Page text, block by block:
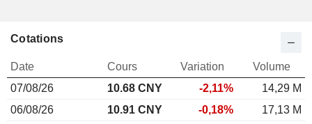
Cotations
Date Cours Variation
Volume
07/08/26
10.68 CNY -2,11%
14,29 M
06/08/26
10.91 CNY -0,18%
17,13 M